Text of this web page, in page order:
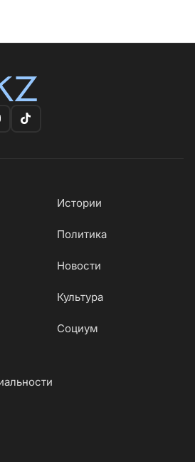
Истории
Политика
Новости
Культура
Социум